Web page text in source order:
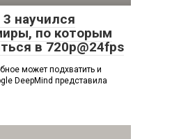
3 научился
по которым
в 720p@24fps
может подхватить и
DeepMind представила